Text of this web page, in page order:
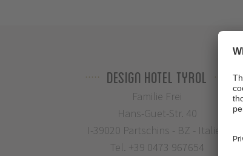
Design Hotel Tyrol
Familie Frei
Hans-Guet-Str. 40
I-39020 Partschins - BZ - Italien
Tel. +39 0473 967654